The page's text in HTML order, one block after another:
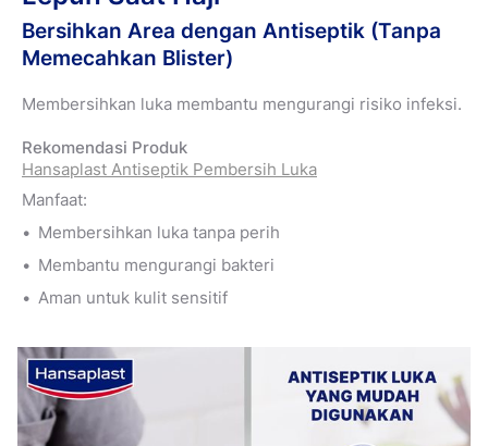
Bersihkan Area dengan Antiseptik (Tanpa
Memecahkan Blister)
Membersihkan luka membantu mengurangi risiko infeksi.
Rekomendasi Produk
Hansaplast Antiseptik Pembersih Luka
Manfaat:
Membersihkan luka tanpa perih
Membantu mengurangi bakteri
Aman untuk kulit sensitif